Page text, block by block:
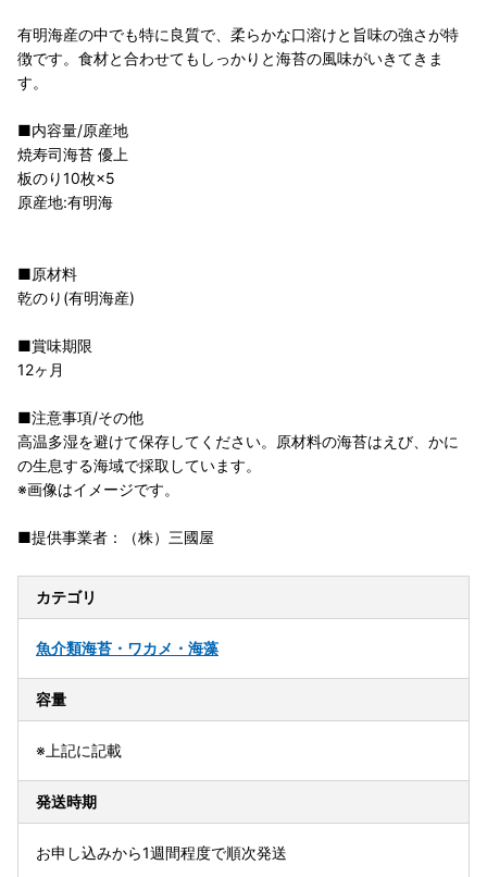
有明海産の中でも特に良質で、柔らかな口溶けと旨味の強さが特
徴です。食材と合わせてもしっかりと海苔の風味がいきてきま
す。
■内容量/原産地
焼寿司海苔 優上
板のり10枚×5
原産地:有明海
■原材料
乾のり(有明海産)
■賞味期限
12ヶ月
■注意事項/その他
高温多湿を避けて保存してください。原材料の海苔はえび、かに
の生息する海域で採取しています。
※画像はイメージです。
■提供事業者：（株）三國屋
カテゴリ
魚介類海苔・ワカメ・海藻
容量
※上記に記載
発送時期
お申し込みから1週間程度で順次発送